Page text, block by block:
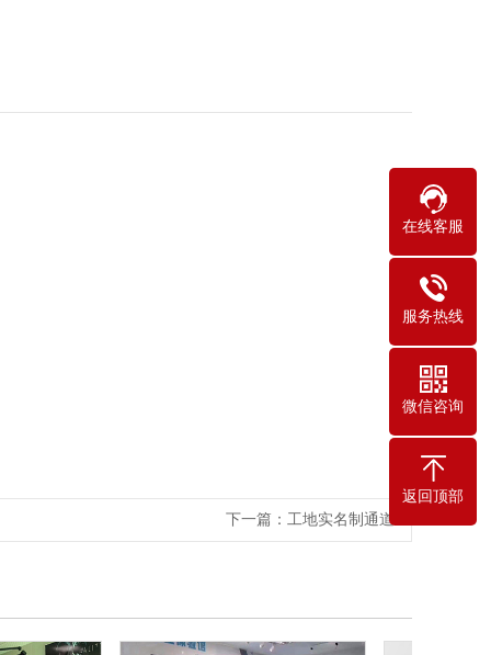
下一篇： 工地实名制通道
在线客服
服务热线
微信咨询
返回顶部